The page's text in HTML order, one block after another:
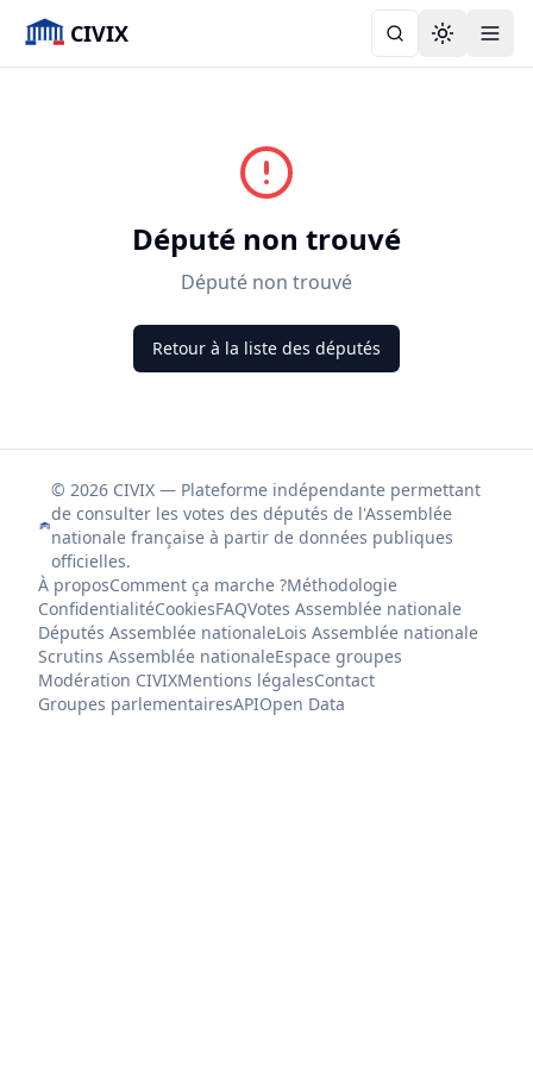
CIVIX Toggle
Député non trouvé
Député non trouvé
Retour à la liste des députés
© 2026 CIVIX — Plateforme indépendante permettant
de consulter les votes des députés de l'Assemblée
nationale française à partir de données publiques
officielles.
À proposComment ça marche ?Méthodologie
ConfidentialitéCookiesFAQVotes Assemblée nationale
Députés Assemblée nationaleLois Assemblée nationale
Scrutins Assemblée nationaleEspace groupes
Modération CIVIXMentions légalesContact
Groupes parlementairesAPIOpen Data